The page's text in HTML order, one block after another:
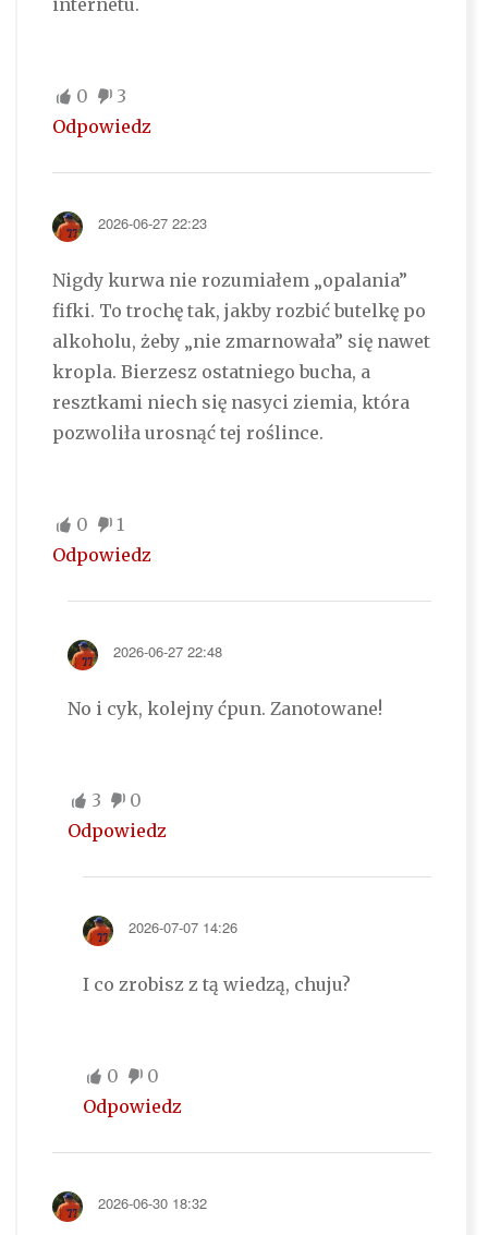
internetu.
0
3
Odpowiedz
2026-06-27 22:23
Nigdy kurwa nie rozumiałem „opalania”
fifki. To trochę tak, jakby rozbić butelkę po
alkoholu, żeby „nie zmarnowała” się nawet
kropla. Bierzesz ostatniego bucha, a
resztkami niech się nasyci ziemia, która
pozwoliła urosnąć tej roślince.
0
1
Odpowiedz
2026-06-27 22:48
No i cyk, kolejny ćpun. Zanotowane!
3
0
Odpowiedz
2026-07-07 14:26
I co zrobisz z tą wiedzą, chuju?
0
0
Odpowiedz
2026-06-30 18:32